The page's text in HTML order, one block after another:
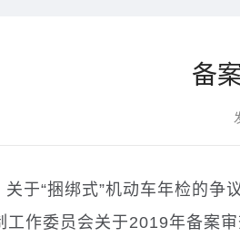
备
关于“捆绑式”机动车年检的
工作委员会关于2019年备案